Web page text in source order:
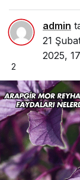
admin
21
2025,
2